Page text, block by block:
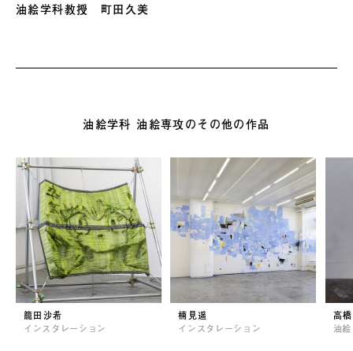
油絵学科教授 町田久美
油絵学科 油絵専攻のその他の作品
籠田沙希
インスタレーション
楠見遥
インスタレーション
高
油絵